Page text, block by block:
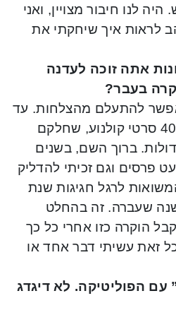
לנו חיבור מצויין, ואני
לראות איך שיחקתי את
אתה זוכה לעדנה
בעבר?
להתעלם מהצלחות. עד
כה השתתפתי ביותר מ-40 סרטי קולנוע, שחלקם
ברוך השם, בשנים
פרסים וגם זכיתי להדליק
לרגל חגיגות שנת
בשנה שעברה. זה בהחלט
הוקרה כזו אחרי כל כך
זאת עשיתי דבר אחד או
הפוליטיקה. לא דיגדג